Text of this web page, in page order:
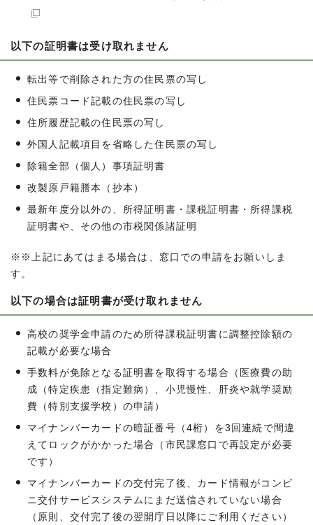
以下の証明書は受け取れません
転出等で削除された方の住民票の写し
住民票コード記載の住民票の写し
住所履歴記載の住民票の写し
外国人記載項目を省略した住民票の写し
除籍全部（個人）事項証明書
改製原戸籍謄本（抄本）
最新年度分以外の、所得証明書・課税証明書・所得課税
証明書や、その他の市税関係諸証明
※※上記にあてはまる場合は、窓口での申請をお願いしま
す。
以下の場合は証明書が受け取れません
高校の奨学金申請のため所得課税証明書に調整控除額の
記載が必要な場合
手数料が免除となる証明書を取得する場合（医療費の助
成（特定疾患（指定難病）、小児慢性、肝炎や就学奨励
費（特別支援学校）の申請）
マイナンバーカードの暗証番号（4桁）を3回連続で間違
えてロックがかかった場合（市民課窓口で再設定が必要
です）
マイナンバーカードの交付完了後、カード情報がコンビ
ニ交付サービスシステムにまだ送信されていない場合
（原則、交付完了後の翌開庁日以降にご利用ください）